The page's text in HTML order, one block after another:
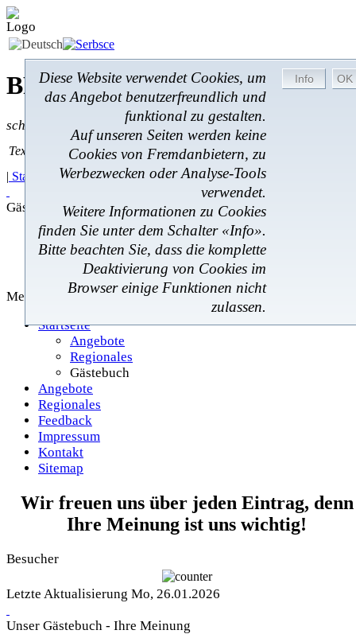
BROM-Service *Online
schnell * zuverlässig * kostengünstig
Diese Website verwendet Cookies, um
das Angebot benutzerfreundlich und
funktional zu gestalten.
Auf unseren Seiten werden keine
Cookies von Fremdanbietern, zu
Werbezwecken oder Analyse-Tools
verwendet.
Weitere Informationen zu Cookies
finden Sie unter dem Schalter «Info».
Bitte beachten Sie, dass die komplette
Deaktivierung von Cookies im
Browser einige Funktionen nicht
zulassen.
Textsuche:
Textsuche
| Startseite |Angebote|Regionales|Feedback|
Gästebuch
Angebote
Regionales
Gästebuch
Menü
Startseite
Angebote
Regionales
Gästebuch
Angebote
Regionales
Feedback
Impressum
Kontakt
Sitemap
Wir freuen uns über jeden Eintrag, denn
Ihre Meinung ist uns wichtig!
Besucher
Letzte Aktualisierung Mo, 26.01.2026
Unser Gästebuch - Ihre Meinung